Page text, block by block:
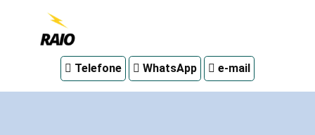
em
Telefone WhatsApp e-mail